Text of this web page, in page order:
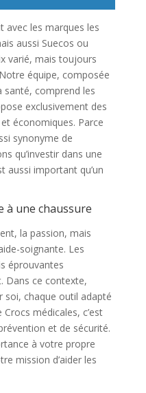
les marques les
aussi Suecos ou
varié, mais toujours
équipe, composée
santé, comprend les
exclusivement des
économiques. Parce
synonyme de
qu’investir dans une
aussi important qu’un
à une chaussure
la passion, mais
soignante. Les
éprouvantes
Dans ce contexte,
soi, chaque outil adapté
médicales, c’est
et de sécurité.
à votre propre
mission d’aider les